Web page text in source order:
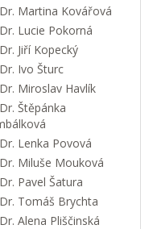
Martina Kovářová
Lucie Pokorná
Jiří Kopecký
Ivo Šturc
Miroslav Havlík
Štěpánka
Lenka Povová
Miluše Mouková
Pavel Šatura
Tomáš Brychta
Alena Pliščinská